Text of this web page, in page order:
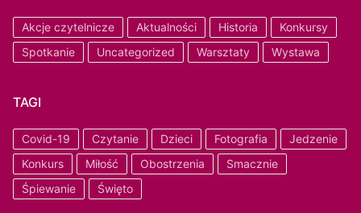
Akcje czytelnicze Aktualności Historia
Konkursy
Spotkanie
Uncategorized Warsztaty Wystawa
TAGI
Covid-19 Czytanie Dzieci Fotografia
Jedzenie
Konkurs
Miłość Obostrzenia
Smacznie
Śpiewanie
Święto